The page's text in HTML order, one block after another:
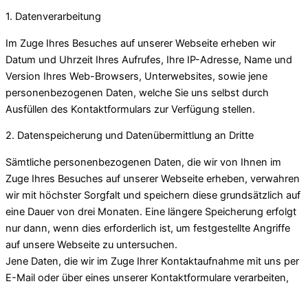
1. Datenverarbeitung
Im Zuge Ihres Besuches auf unserer Webseite erheben wir
Datum und Uhrzeit Ihres Aufrufes, Ihre IP-Adresse, Name und
Version Ihres Web-Browsers, Unterwebsites, sowie jene
personenbezogenen Daten, welche Sie uns selbst durch
Ausfüllen des Kontaktformulars zur Verfügung stellen.
2. Datenspeicherung und Datenübermittlung an Dritte
Sämtliche personenbezogenen Daten, die wir von Ihnen im
Zuge Ihres Besuches auf unserer Webseite erheben, verwahren
wir mit höchster Sorgfalt und speichern diese grundsätzlich auf
eine Dauer von drei Monaten. Eine längere Speicherung erfolgt
nur dann, wenn dies erforderlich ist, um festgestellte Angriffe
auf unsere Webseite zu untersuchen.
Jene Daten, die wir im Zuge Ihrer Kontaktaufnahme mit uns per
E-Mail oder über eines unserer Kontaktformulare verarbeiten,